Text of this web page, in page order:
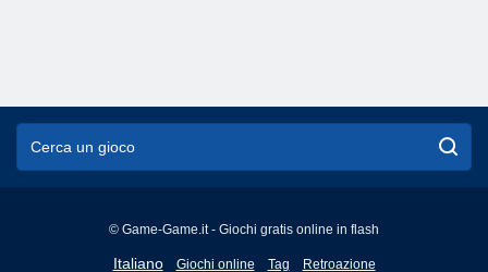
© Game-Game.it - Giochi gratis online in flash
Italiano
English
Giochi online Tag Retroazione